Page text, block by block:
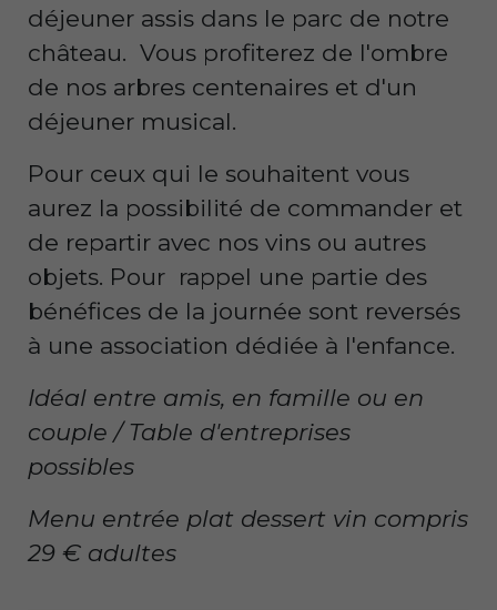
déjeuner assis dans le parc de notre
château. Vous profiterez de l'ombre
de nos arbres centenaires et d'un
déjeuner musical.
Pour ceux qui le souhaitent vous
aurez la possibilité de commander et
de repartir avec nos vins ou autres
objets. Pour rappel une partie des
bénéfices de la journée sont reversés
à une association dédiée à l'enfance.
Idéal entre amis, en famille ou en
couple / Table d'entreprises
possibles
Menu entrée plat dessert vin compris
29 € adultes